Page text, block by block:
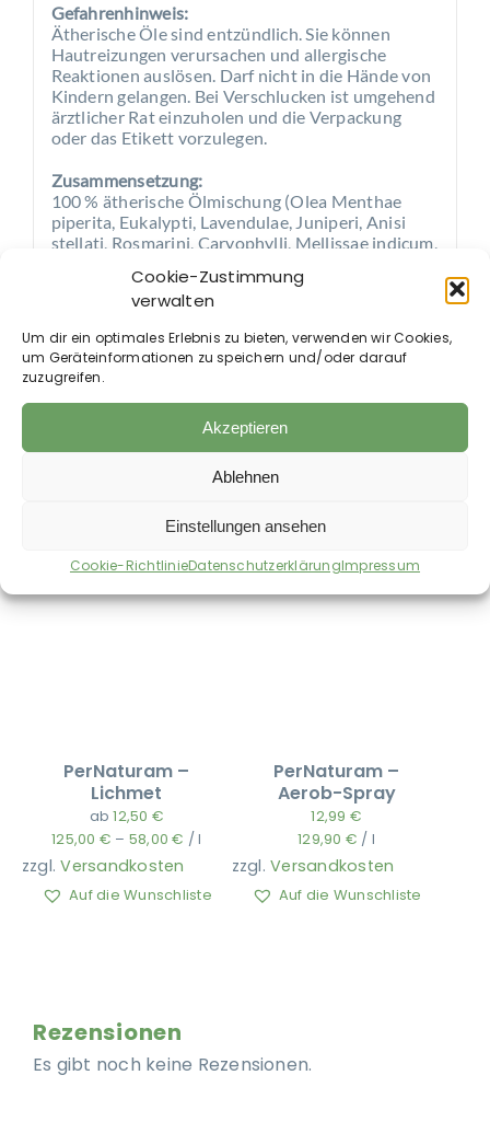
Cookie-Zustimmung
verwalten
Um dir ein optimales Erlebnis zu bieten, verwenden wir Cookies,
um Geräteinformationen zu speichern und/oder darauf
zuzugreifen.
Akzeptieren
Ablehnen
Einstellungen ansehen
Cookie-RichtlinieDatenschutzerklärungImpressum
Gefahrenhinweis:
Ätherische Öle sind entzündlich. Sie können
Hautreizungen verursachen und allergische
Reaktionen auslösen. Darf nicht in die Hände von
Kindern gelangen. Bei Verschlucken ist umgehend
ärztlicher Rat einzuholen und die Verpackung
oder das Etikett vorzulegen.
Zusammensetzung:
100 % ätherische Ölmischung (Olea Menthae
piperita, Eukalypti, Lavendulae, Juniperi, Anisi
stellati, Rosmarini, Caryophylli, Mellissae indicum,
Anwendungsempfehlung
Rand der Liege-, Schlaf- und Sitzplätze verteilt.
Auch im Shop erhältlich:
PerNaturam –
Lichmet
ab12,50 €
125,00 € – 58,00€ /l
zzgl.Versandkosten
Auf die Wunschliste
PerNaturam –
Aerob-Spray
12,99 €
129,90 € / l
zzgl.Versandkosten
Auf die Wunschliste
Rezensionen
Es gibt noch keine Rezensionen.